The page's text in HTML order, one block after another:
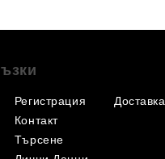
Регистрация
Контакт
Търсене
Доставка